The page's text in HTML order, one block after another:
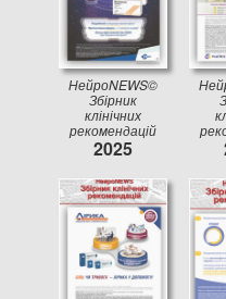
НейроNEWS©
Збірник
клінічних
рекомендацій
2025